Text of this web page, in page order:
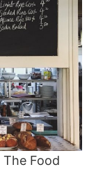
Food